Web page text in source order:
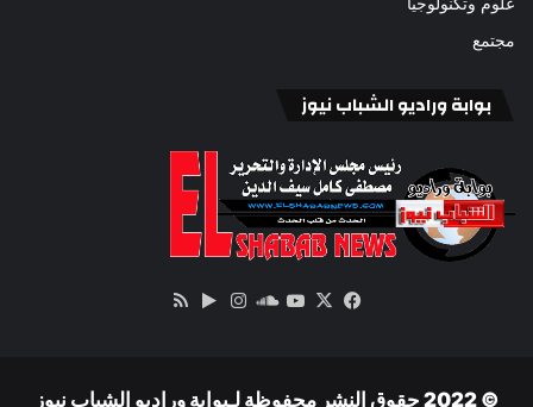
مجتمع
بوابة وراديو الشباب نيوز
فيسبوك
‫X
‫YouTube
ساوندانستقرام‏Google
© 2022 حقوق النشر محفوظة لـبوابة وراديو الشباب نيوز